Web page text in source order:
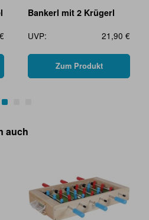
Bankerl mit 2 Krügerl
UVP:
21,90 €
Zum Produkt
auch